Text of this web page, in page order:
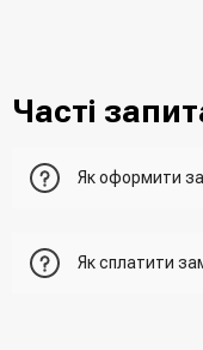
Часті
Як оформити
нього та вказати всю
Як сплатити